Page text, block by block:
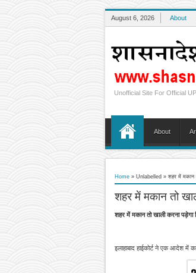
August 6, 2026 About
Unofficial Site For Official
About
Home » Unlabelled » शहर में मकान
शहर में मकान तो
शहर में मकान तो खाली करना पड़ेगा
इलाहाबाद हाईकोर्ट ने एक आदेश में